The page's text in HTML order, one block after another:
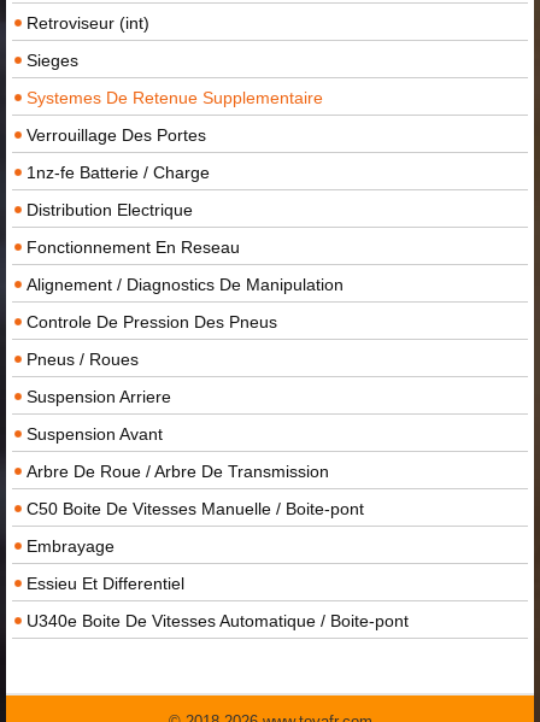
Retroviseur (int)
Sieges
Systemes De Retenue Supplementaire
Verrouillage Des Portes
1nz-fe Batterie / Charge
Distribution Electrique
Fonctionnement En Reseau
Alignement / Diagnostics De Manipulation
Controle De Pression Des Pneus
Pneus / Roues
Suspension Arriere
Suspension Avant
Arbre De Roue / Arbre De Transmission
C50 Boite De Vitesses Manuelle / Boite-pont
Embrayage
Essieu Et Differentiel
U340e Boite De Vitesses Automatique / Boite-pont